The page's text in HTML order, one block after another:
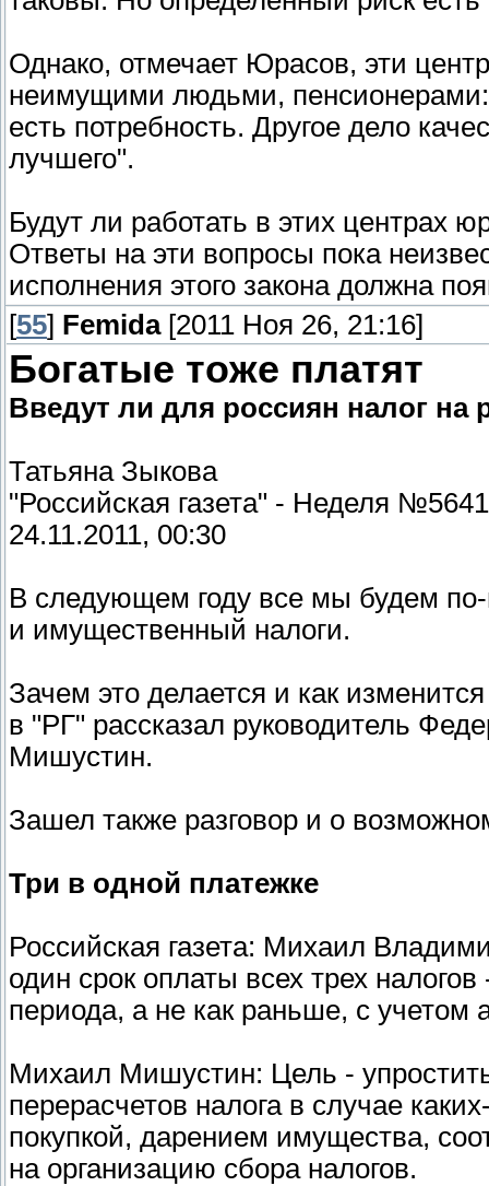
Однако, отмечает Юрасов, эти
неимущими людьми, пенсионерами:
есть потребность. Другое дело
лучшего".
Будут ли работать в этих центрах
Ответы на эти вопросы пока
исполнения этого закона должна
[55] Femida[2011 Ноя 26, 21:16]
Богатые тоже платят
Введут ли для россиян налог на
Татьяна Зыкова
"Российская газета" - Неделя
24.11.2011, 00:30
В следующем году все мы будем
и имущественный налоги.
Зачем это делается и как
в "РГ" рассказал руководитель
Мишустин.
Зашел также разговор и о
Три в одной платежке
Российская газета: Михаил
один срок оплаты всех трех
периода, а не как раньше, с учетом
Михаил Мишустин: Цель -
перерасчетов налога в случае
покупкой, дарением имущества,
на организацию сбора налогов.